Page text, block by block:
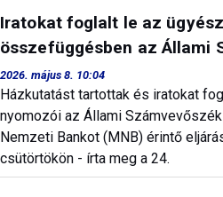
Iratokat foglalt le az
összefüggésben az Állami
2026. május 8. 10:04
Házkutatást tartottak és iratokat
nyomozói az Állami
Nemzeti Bankot (MNB) érintő
csütörtökön - írta meg a 24.